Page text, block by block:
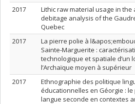
2017
Lithic raw material usage in the
debitage analysis of the
Quebec
2017
La pierre polie à
Sainte-Marguerite :
technologique et spatiale d’un
l’Archaïque moyen à supérieur
2017
Ethnographie des politique
éducationnelles en Géorgie :
langue seconde en contextes